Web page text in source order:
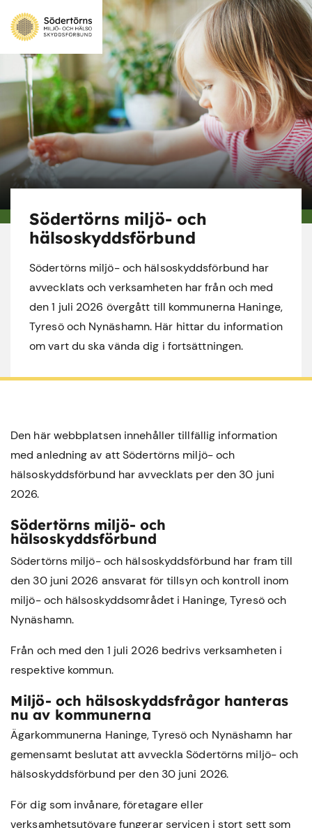
Södertörns miljö- och
hälsoskyddsförbund
Södertörns miljö- och hälsoskyddsförbund har
avvecklats och verksamheten har från och med
den 1 juli 2026 övergått till kommunerna Haninge,
Tyresö och Nynäshamn. Här hittar du information
om vart du ska vända dig i fortsättningen.
Den här webbplatsen innehåller tillfällig information
med anledning av att Södertörns miljö- och
hälsoskyddsförbund har avvecklats per den 30 juni
2026.
Södertörns miljö- och
hälsoskyddsförbund
Södertörns miljö- och hälsoskyddsförbund har fram till
den 30 juni 2026 ansvarat för tillsyn och kontroll inom
miljö- och hälsoskyddsområdet i Haninge,Tyresöoch
Nynäshamn.
Från och med den 1 juli 2026 bedrivs verksamheten i
respektive kommun.
Miljö- och hälsoskyddsfrågor hanteras
nu av kommunerna
Ägarkommunerna Haninge, Tyresö och Nynäshamn har
gemensamt beslutat att avveckla Södertörns miljö- och
hälsoskyddsförbund per den 30 juni 2026.
För dig som invånare, företagare eller
verksamhetsutövare fungerar servicen i stort sett som